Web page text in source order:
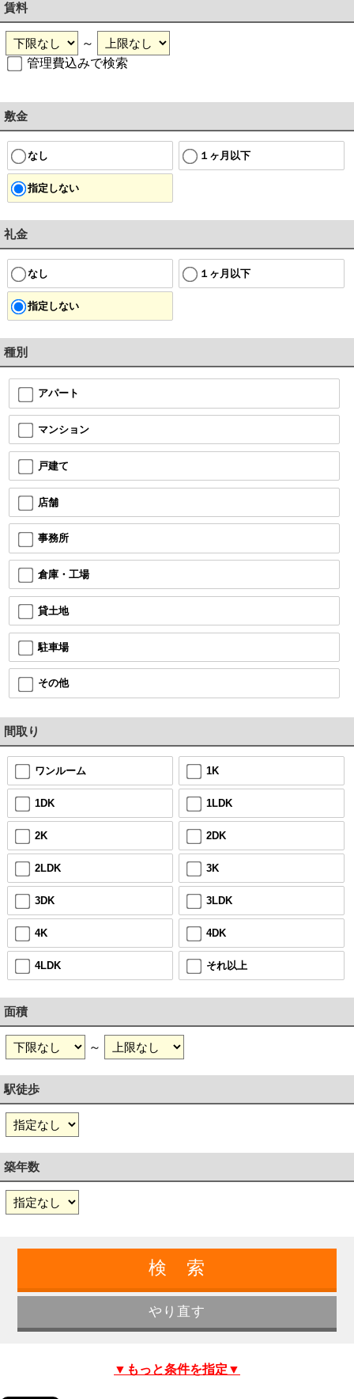
賃料
～
管理費込みで検索
敷金
なし １ヶ月以下
指定しない
礼金
なし １ヶ月以下
指定しない
種別
アパート
マンション
戸建て
店舗
事務所
倉庫・工場
貸土地
駐車場
その他
間取り
ワンルーム 1K
1DK 1LDK
2K 2DK
2LDK 3K
3DK 3LDK
4K 4DK
4LDK それ以上
面積
～
駅徒歩
築年数
▼もっと条件を指定▼